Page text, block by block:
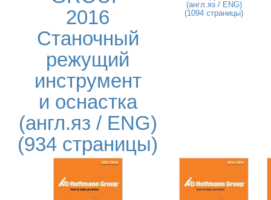
2016
Станочный
режущий
инструмент
и оснастка
(англ.яз / ENG)
(934 страницы)
(англ.яз / ENG)
(1094 страницы)